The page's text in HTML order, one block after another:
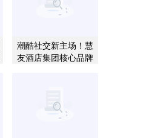
潮酷社交新主场！慧
友酒店集团核心品牌